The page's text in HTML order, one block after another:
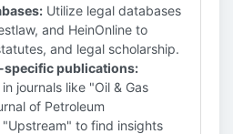
Utilize legal databases
and HeinOnline to
and legal scholarship.
publications:
journals like "Oil & Gas
of Petroleum
to find insights